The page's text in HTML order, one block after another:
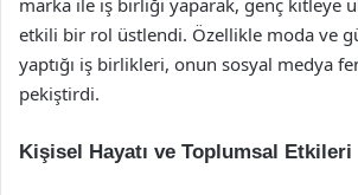
etkili bir rol üstlendi. Özellikle moda ve
yaptığı iş birlikleri, onun sosyal medya
pekiştirdi.
Kişisel Hayatı ve Toplumsal Etkileri